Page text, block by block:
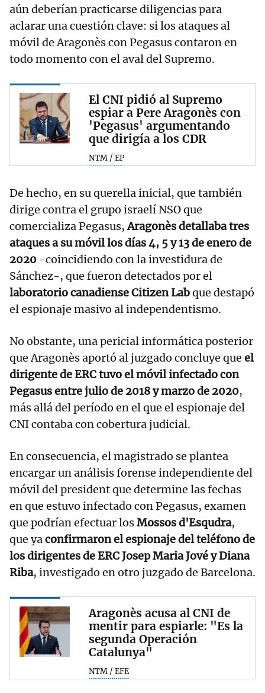
aún deberían practicarse diligencias para
aclarar una cuestión clave: si los ataques al
móvil de Aragonès con Pegasus contaron en
todo momento con el aval del Supremo.
El CNI pidió al Supremo
espiar a Pere Aragonès con
'Pegasus' argumentando
que dirigía a los CDR
NTM / EP
De hecho, en su querella inicial, que también
dirige contra el grupo israelí NSO que
comercializa Pegasus,Aragonès detallaba tres
ataques a su móvil los días 4, 5 y 13 de enero de
2020 -coincidiendo con la investidura de
Sánchez-, que fueron detectados por el
laboratorio canadiense Citizen Labque destapó
el espionaje masivo al independentismo.
No obstante, una pericial informática posterior
que Aragonès aportó al juzgado concluye que el
dirigente de ERC tuvo el móvil infectado con
Pegasus entre julio de 2018 y marzo de 2020,
más allá del período en el que el espionaje del
CNI contaba con cobertura judicial.
En consecuencia, el magistrado se plantea
encargar un análisis forense independiente del
móvil del president que determine las fechas
en que estuvo infectado con Pegasus, examen
que podrían efectuar losMossos d'Esqudra,
que yaconfirmaron el espionaje del teléfono de
los dirigentes de ERC Josep Maria Jové y Diana
Riba, investigado en otro juzgado de Barcelona.
Aragonès acusa al CNI de
mentir para espiarle: "Es la
segunda Operación
Catalunya"
NTM / EFE